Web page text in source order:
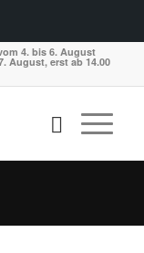
4. bis 6. August
August, erst ab 14.00